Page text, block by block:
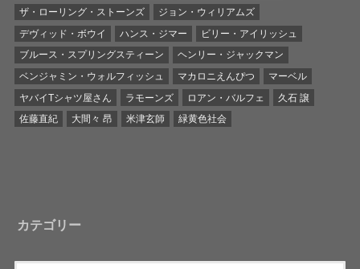
ザ・ローリング・ストーンズ
ジョン・ウィリアムズ
デヴィッド・ボウイ
ハンス・ジマー
ビリー・アイリッシュ
ブルース・スプリングスティーン
ヘンリー・ジャックマン
ベンジャミン・ウォルフィッシュ
マカロニえんぴつ
マーベル
ヤバイTシャツ屋さん
ラモーンズ ロアン・バルフェ
久石 譲
佐藤直紀
大間々 昂 米津玄師 緑黄色社会
カテゴリー